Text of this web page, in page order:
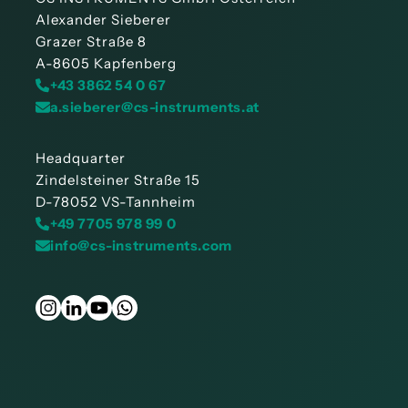
Alexander Sieberer
Grazer Straße 8
A-8605 Kapfenberg
+43 3862 54 0 67
a.sieberer@cs-instruments.at
Headquarter
Zindelsteiner Straße 15
D-78052 VS-Tannheim
+49 7705 978 99 0
info@cs-instruments.com